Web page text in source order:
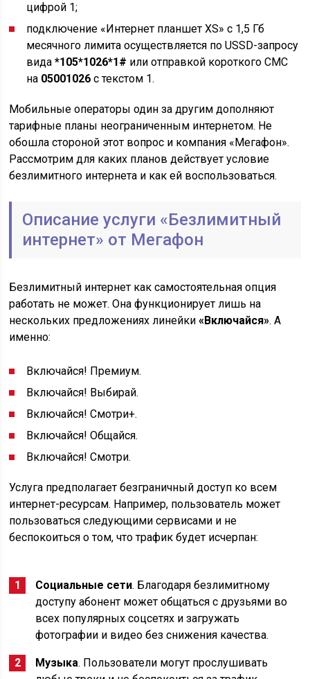
цифрой 1;
подключение «Интернет планшет XS» с 1,5 Гб
месячного лимита осуществляется по USSD-запросу
вида *105*1026*1# или отправкой короткого СМС
на 05001026с текстом 1.
Мобильные операторы один за другим дополняют
тарифные планы неограниченным интернетом. Не
обошла стороной этот вопрос и компания «Мегафон».
Рассмотрим для каких планов действует условие
безлимитного интернета и как ей воспользоваться.
Описание услуги «Безлимитный
интернет» от Мегафон
Безлимитный интернет как самостоятельная опция
работать не может. Она функционирует лишь на
нескольких предложениях линейки«Включайся». А
именно:
Включайся! Премиум.
Включайся! Выбирай.
Включайся! Смотри+.
Включайся! Общайся.
Включайся! Смотри.
Услуга предполагает безграничный доступ ко всем
интернет-ресурсам. Например, пользователь может
пользоваться следующими сервисами и не
беспокоиться о том, что трафик будет исчерпан:
Социальные сети. Благодаря безлимитному
доступу абонент может общаться с друзьями во
всех популярных соцсетях и загружать
фотографии и видео без снижения качества.
Музыка. Пользователи могут прослушивать